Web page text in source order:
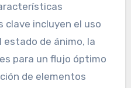
incluyen el uso
estado de ánimo, la
para un flujo óptimo
de elementos